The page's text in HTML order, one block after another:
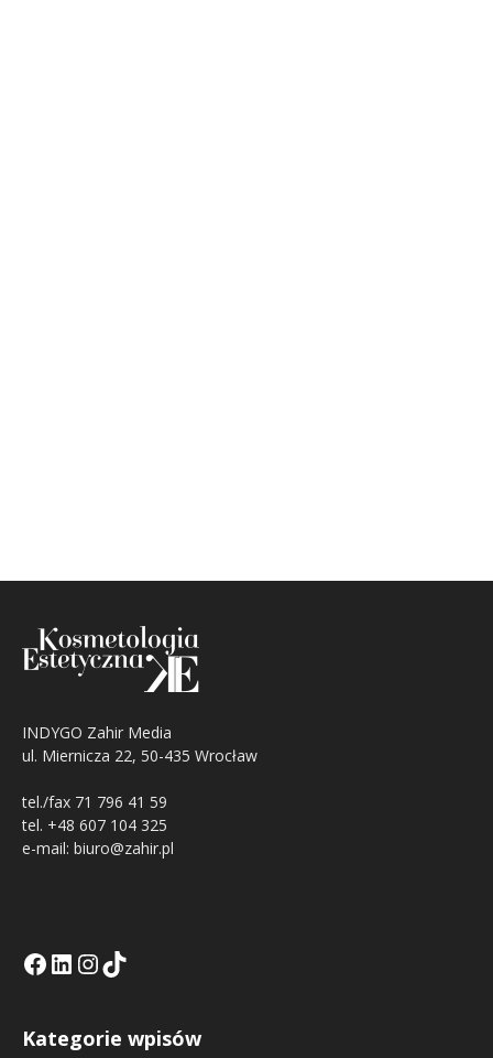
INDYGO Zahir Media
ul. Miernicza 22, 50-435 Wrocław
tel./fax 71 796 41 59
tel. +48 607 104 325
e-mail: biuro@zahir.pl
Facebook
LinkedIn
Tik Tok KEInstagramm KE
Kategorie wpisów